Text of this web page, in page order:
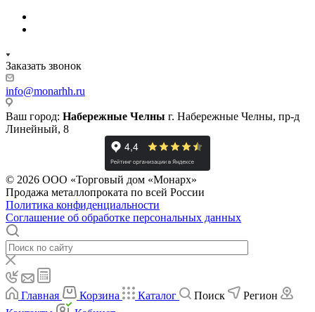
Заказать звонок
info@monarhh.ru
Ваш город: Набережные Челны г. Набережные Челны, пр-д
Линейный, 8
© 2026 ООО «Торговый дом «Монарх»
Продажа металлопроката по всей России
Политика конфиденциальности
Соглашение об обработке персональных данных
Главная Корзина Каталог Поиск
Регион